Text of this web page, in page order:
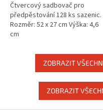
Čtvercový sadbovač pro
předpěstování 128 ks sazenic.
Rozměr: 52 x 27 cm Výška: 4,6
cm
ZOBRAZIT
ZOBRAZIT